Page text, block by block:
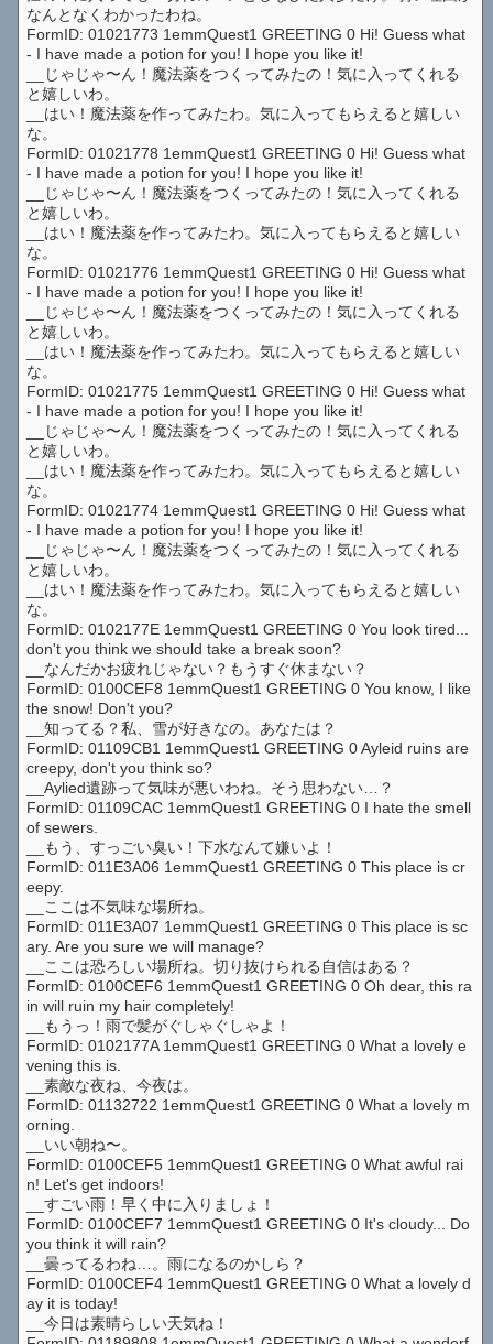
なんとなくわかったわね。
FormID: 01021773 1emmQuest1 GREETING 0 Hi! Guess what
- I have made a potion for you! I hope you like it!
__じゃじゃ〜ん！魔法薬をつくってみたの！気に入ってくれる
と嬉しいわ。
__はい！魔法薬を作ってみたわ。気に入ってもらえると嬉しい
な。
FormID: 01021778 1emmQuest1 GREETING 0 Hi! Guess what
- I have made a potion for you! I hope you like it!
__じゃじゃ〜ん！魔法薬をつくってみたの！気に入ってくれる
と嬉しいわ。
__はい！魔法薬を作ってみたわ。気に入ってもらえると嬉しい
な。
FormID: 01021776 1emmQuest1 GREETING 0 Hi! Guess what
- I have made a potion for you! I hope you like it!
__じゃじゃ〜ん！魔法薬をつくってみたの！気に入ってくれる
と嬉しいわ。
__はい！魔法薬を作ってみたわ。気に入ってもらえると嬉しい
な。
FormID: 01021775 1emmQuest1 GREETING 0 Hi! Guess what
- I have made a potion for you! I hope you like it!
__じゃじゃ〜ん！魔法薬をつくってみたの！気に入ってくれる
と嬉しいわ。
__はい！魔法薬を作ってみたわ。気に入ってもらえると嬉しい
な。
FormID: 01021774 1emmQuest1 GREETING 0 Hi! Guess what
- I have made a potion for you! I hope you like it!
__じゃじゃ〜ん！魔法薬をつくってみたの！気に入ってくれる
と嬉しいわ。
__はい！魔法薬を作ってみたわ。気に入ってもらえると嬉しい
な。
FormID: 0102177E 1emmQuest1 GREETING 0 You look tired...
don't you think we should take a break soon?
__なんだかお疲れじゃない？もうすぐ休まない？
FormID: 0100CEF8 1emmQuest1 GREETING 0 You know, I like
the snow! Don't you?
__知ってる？私、雪が好きなの。あなたは？
FormID: 01109CB1 1emmQuest1 GREETING 0 Ayleid ruins are
creepy, don't you think so?
__Aylied遺跡って気味が悪いわね。そう思わない…？
FormID: 01109CAC 1emmQuest1 GREETING 0 I hate the smell
of sewers.
__もう、すっごい臭い！下水なんて嫌いよ！
FormID: 011E3A06 1emmQuest1 GREETING 0 This place is cr
eepy.
__ここは不気味な場所ね。
FormID: 011E3A07 1emmQuest1 GREETING 0 This place is sc
ary. Are you sure we will manage?
__ここは恐ろしい場所ね。切り抜けられる自信はある？
FormID: 0100CEF6 1emmQuest1 GREETING 0 Oh dear, this ra
in will ruin my hair completely!
__もうっ！雨で髪がぐしゃぐしゃよ！
FormID: 0102177A 1emmQuest1 GREETING 0 What a lovely e
vening this is.
__素敵な夜ね、今夜は。
FormID: 01132722 1emmQuest1 GREETING 0 What a lovely m
orning.
__いい朝ね〜。
FormID: 0100CEF5 1emmQuest1 GREETING 0 What awful rai
n! Let's get indoors!
__すごい雨！早く中に入りましょ！
FormID: 0100CEF7 1emmQuest1 GREETING 0 It's cloudy... Do
you think it will rain?
__曇ってるわね…。雨になるのかしら？
FormID: 0100CEF4 1emmQuest1 GREETING 0 What a lovely d
ay it is today!
__今日は素晴らしい天気ね！